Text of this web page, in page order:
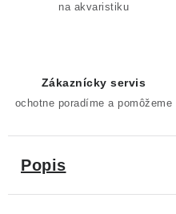
na akvaristiku
Zákaznícky servis
ochotne poradíme a pomôžeme
Popis